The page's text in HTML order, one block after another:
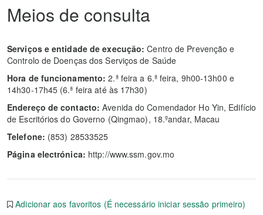
Meios de consulta
Serviços e entidade de execução: Centro de Prevenção e
Controlo de Doenças dos Serviços de Saúde
Hora de funcionamento: 2.ª feira a 6.ª feira, 9h00-13h00 e
14h30-17h45 (6.ª feira até às 17h30)
Endereço de contacto: Avenida do Comendador Ho Yin, Edifício
de Escritórios do Governo (Qingmao), 18.ºandar, Macau
Telefone: (853) 28533525
Página electrónica: http://www.ssm.gov.mo
Adicionar aos favoritos (É necessário iniciar sessão primeiro)